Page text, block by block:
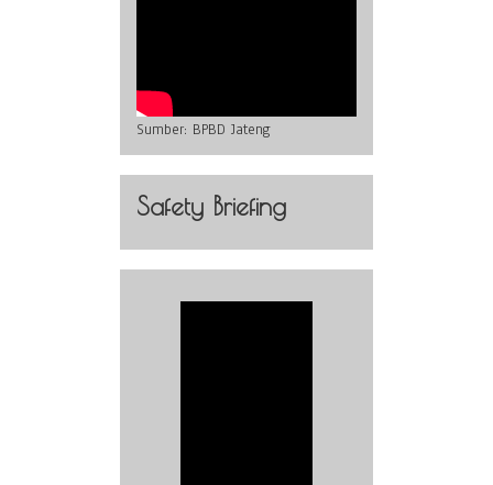
Sumber: BPBD Jateng
Safety Briefing